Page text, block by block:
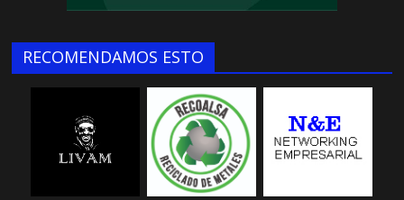
RECOMENDAMOS ESTO